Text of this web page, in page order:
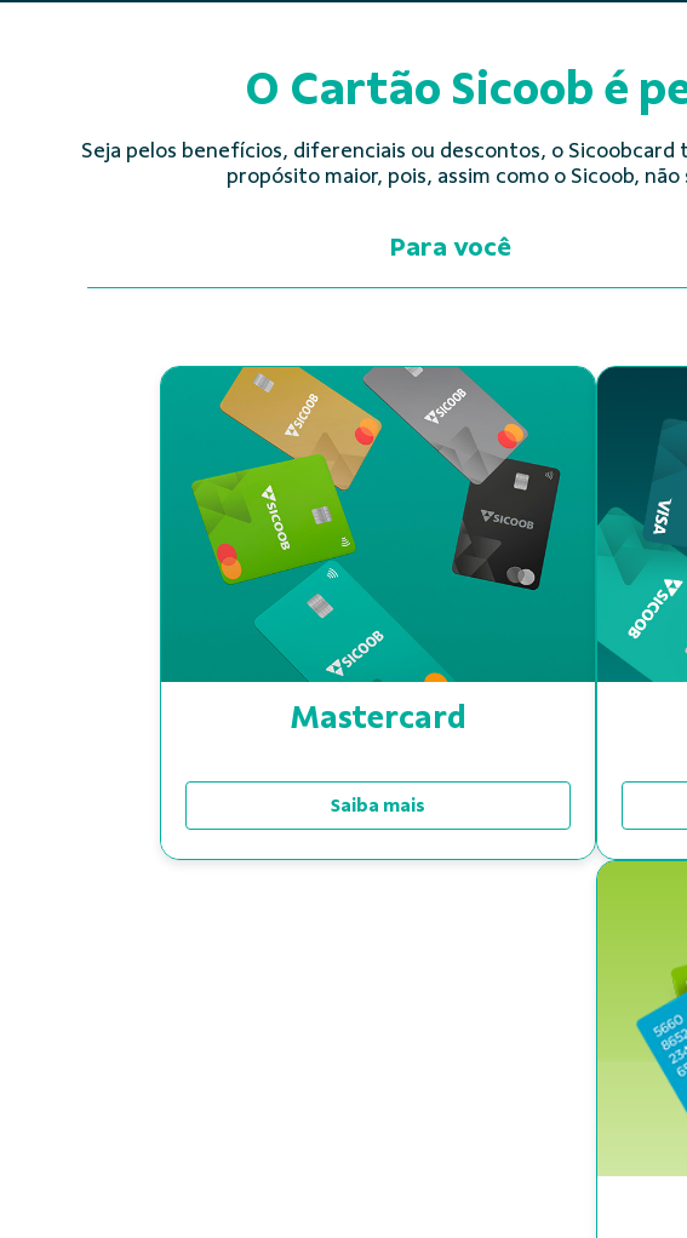
O Cartão Sicoob é
Seja pelos benefícios, diferenciais ou descontos, o
propósito maior, pois, assim como o Sicoob,
Para você
Mastercard
Saiba mais